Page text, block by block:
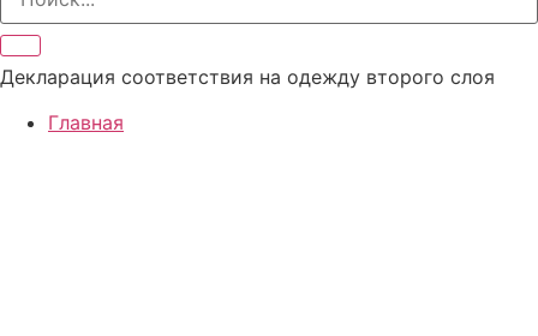
Декларация соответствия на одежду второго слоя
Главная